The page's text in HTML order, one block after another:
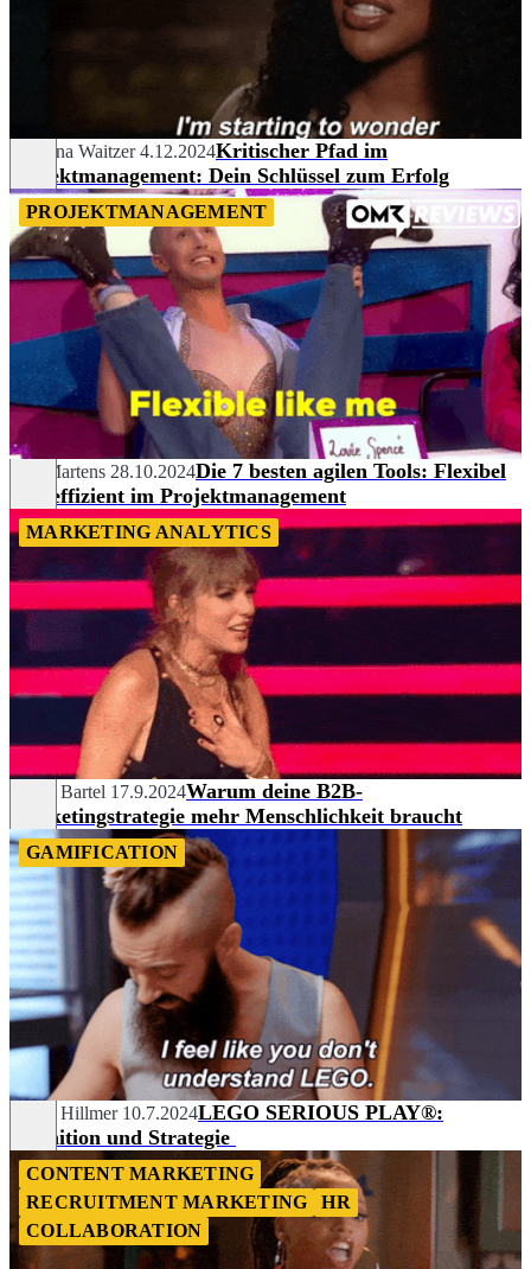
Carolina Waitzer 4.12.2024Kritischer Pfad im
Projektmanagement: Dein Schlüssel zum Erfolg
PROJEKTMANAGEMENT
Nils Martens 28.10.2024Die 7 besten agilen Tools: Flexibel
und effizient im Projektmanagement
MARKETING ANALYTICS
Karen Bartel 17.9.2024Warum deine B2B-
Marketingstrategie mehr Menschlichkeit braucht
GAMIFICATION
David Hillmer 10.7.2024LEGO SERIOUS PLAY®:
Definition und Strategie
CONTENT MARKETING
RECRUITMENT MARKETING
HR
COLLABORATION